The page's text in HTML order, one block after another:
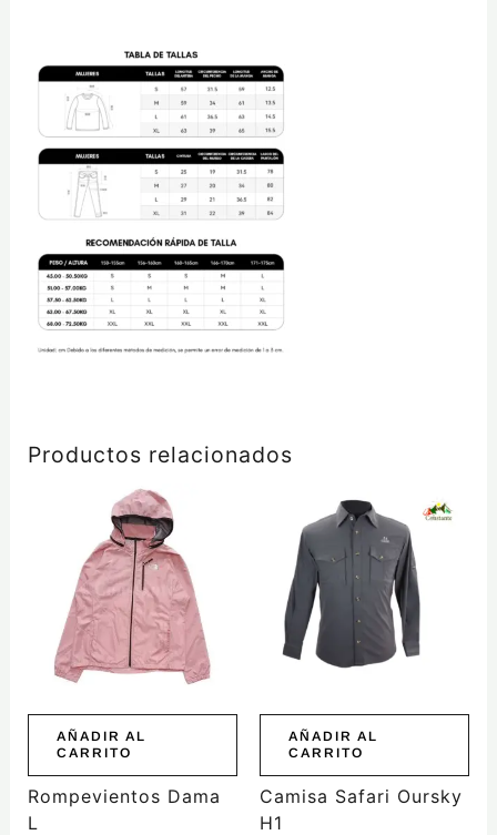
Productos relacionados
AÑADIR AL
CARRITO
Rompevientos Dama
L
AÑADIR AL
CARRITO
Camisa Safari Oursky
H1